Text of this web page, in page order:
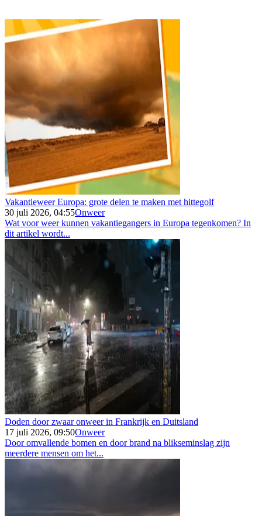
Vakantieweer Europa: grote delen te maken met hittegolf
30 juli 2026, 04:55Onweer
Wat voor weer kunnen vakantiegangers in Europa tegenkomen? In
dit artikel wordt...
Doden door zwaar onweer in Frankrijk en Duitsland
17 juli 2026, 09:50Onweer
Door omvallende bomen en door brand na blikseminslag zijn
meerdere mensen om het...